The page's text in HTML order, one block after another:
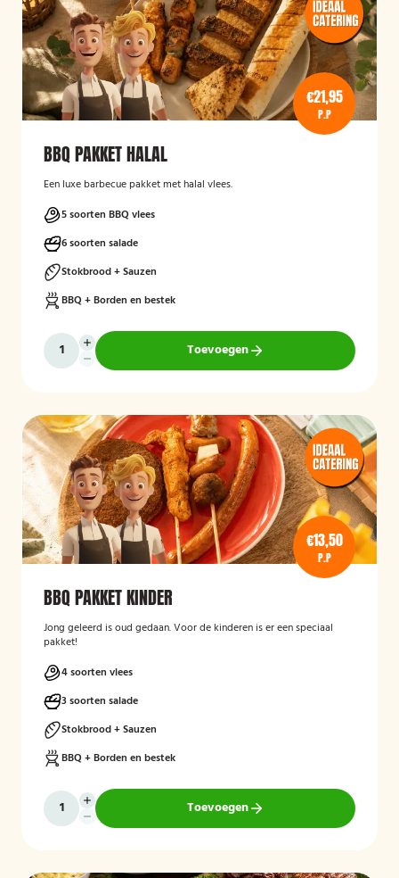
€21,95
P.P
BBQ PAKKET HALAL
Een luxe barbecue pakket met halal vlees.
5 soorten BBQ vlees
6 soorten salade
Stokbrood + Sauzen
BBQ + Borden en bestek
Toevoegen
€13,50
P.P
BBQ PAKKET KINDER
Jong geleerd is oud gedaan. Voor de kinderen is er een speciaal
pakket!
4 soorten vlees
3 soorten salade
Stokbrood + Sauzen
BBQ + Borden en bestek
Toevoegen